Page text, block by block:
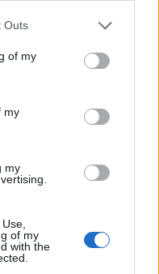
Outs
of my
my
my
of my
with the
Amici della
ricognizione a